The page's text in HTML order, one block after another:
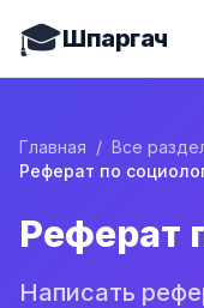
🎓Шпаргач
Главная / Все
Реферат по
Реферат
Написать